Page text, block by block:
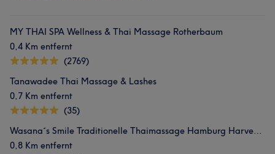
MY THAI SPA Wellness & Thai Massage Rotherbaum
0,4 Km entfernt
(2769)
Tanawadee Thai Massage & Lashes
0,7 Km entfernt
(35)
Wasana´s Smile Traditionelle Thaimassage Hamburg Harvestehude
0,8 Km entfernt